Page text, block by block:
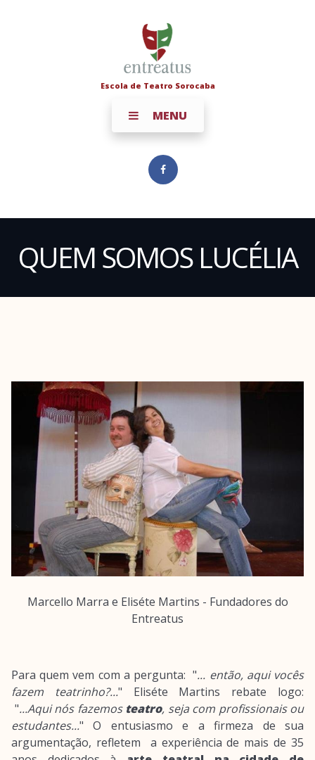
Escola de Teatro Sorocaba
MENU
QUEM SOMOS LUCÉLIA
Marcello Marra e Eliséte Martins - Fundadores do
Entreatus
Para quem vem com a pergunta: "... então, aqui vocês
fazem teatrinho?..." Eliséte Martins rebate logo:
"...Aqui nós fazemos teatro, seja com profissionais ou
estudantes..." O entusiasmo e a firmeza de sua
argumentação, refletem a experiência de mais de 35